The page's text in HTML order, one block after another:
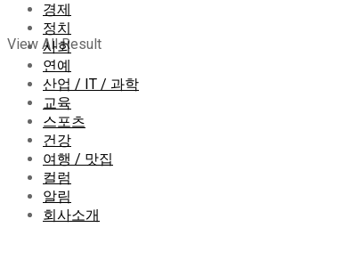
View All Result
경제
정치
사회
연예
산업 / IT / 과학
교육
스포츠
건강
여행 / 맛집
컬럼
알림
회사소개